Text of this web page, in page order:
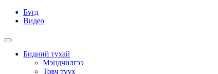
Бүгд
Видео
Бидний тухай
Мэндчилгээ
Товч түүх